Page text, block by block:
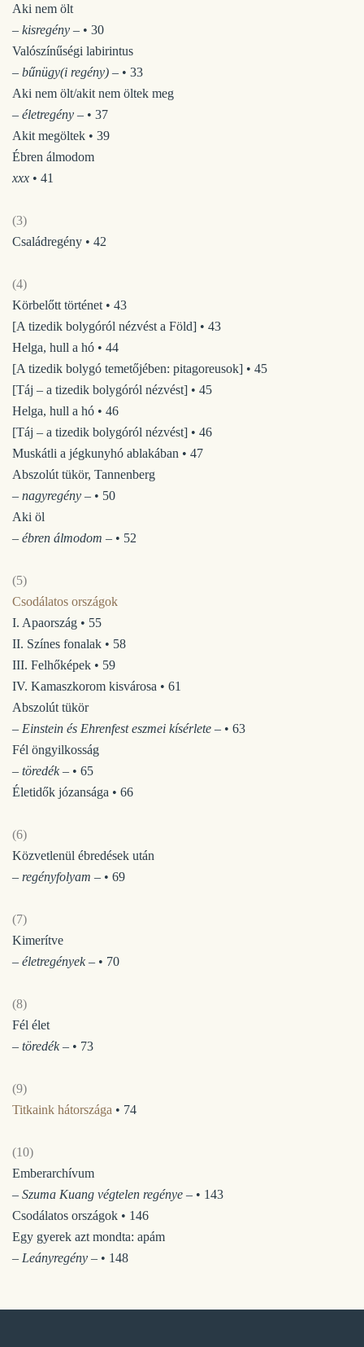
Aki nem ölt
– kisregény – • 30
Valószínűségi labirintus
– bűnügy(i regény) – • 33
Aki nem ölt/akit nem öltek meg
– életregény – • 37
Akit megöltek • 39
Ébren álmodom
xxx • 41
(3)
Családregény • 42
(4)
Körbelőtt történet • 43
[A tizedik bolygóról nézvést a Föld] • 43
Helga, hull a hó • 44
[A tizedik bolygó temetőjében: pitagoreusok] • 45
[Táj – a tizedik bolygóról nézvést] • 45
Helga, hull a hó • 46
[Táj – a tizedik bolygóról nézvést] • 46
Muskátli a jégkunyhó ablakában • 47
Abszolút tükör, Tannenberg
– nagyregény – • 50
Aki öl
– ébren álmodom – • 52
(5)
Csodálatos országok
I. Apaország • 55
II. Színes fonalak • 58
III. Felhőképek • 59
IV. Kamaszkorom kisvárosa • 61
Abszolút tükör
– Einstein és Ehrenfest eszmei kísérlete – • 63
Fél öngyilkosság
– töredék – • 65
Életidők józansága • 66
(6)
Közvetlenül ébredések után
– regényfolyam – • 69
(7)
Kimerítve
– életregények – • 70
(8)
Fél élet
– töredék – • 73
(9)
Titkaink hátországa • 74
(10)
Emberarchívum
– Szuma Kuang végtelen regénye – • 143
Csodálatos országok • 146
Egy gyerek azt mondta: apám
– Leányregény – • 148